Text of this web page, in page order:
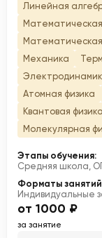
Линейная
Механика
Атомная физика
Квантовая физика
Молекулярная
Этапы обучения:
Средняя школа,
Форматы
Индивидуальные
от 1000 ₽
за занятие